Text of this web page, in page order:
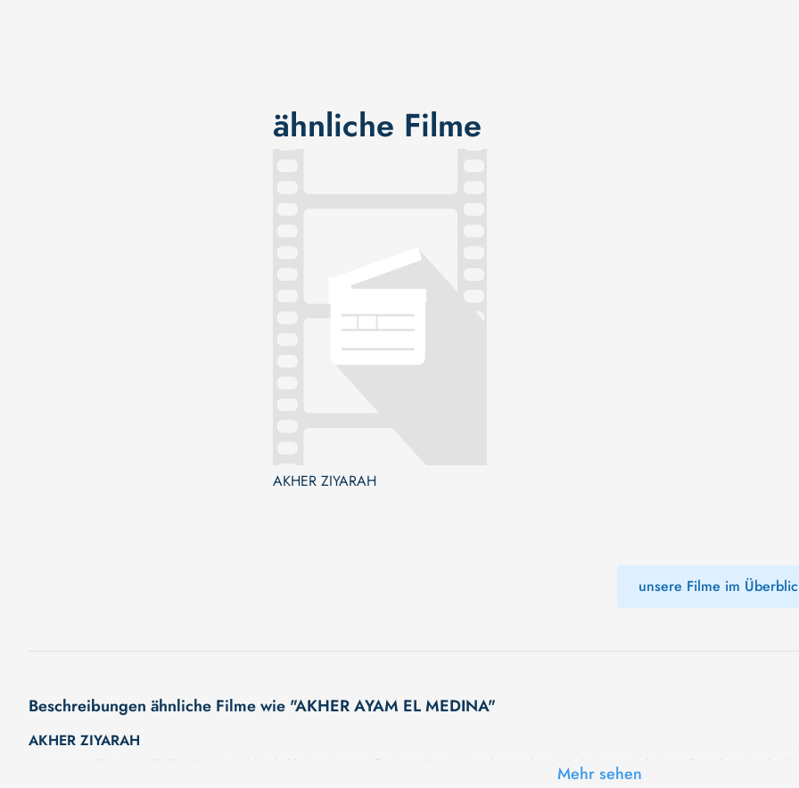
ähnliche Filme
AKHER ZIYARAH
unsere Filme im
Beschreibungen ähnliche Filme wie "AKHER AYAM EL MEDINA"
AKHER ZIYARAH
Unser neuer Film "AKHER ZIYARAH" wird Sie bald mit seiner großartigen Geschichte überraschen. Wir haben noch keine vollständige
wird. Eine fesselnde Handlung, ungewöhnliche Charaktere und unerforschte Geheimnisse erwarten Sie in unserem Film. Bleiben Sie dran für
Mehr sehen